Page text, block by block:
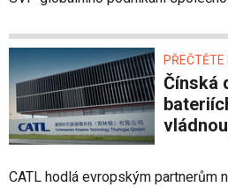
PŘEČTĚTE
Čínská dominance v
CATL hodlá evropským partnerům